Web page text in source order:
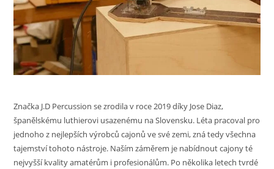
Značka J.D Percussion se zrodila v roce 2019 díky Jose Diaz,
španělskému luthierovi usazenému na Slovensku. Léta pracoval pro
jednoho z nejlepších výrobců cajonů ve své zemi, zná tedy všechna
tajemství tohoto nástroje. Naším záměrem je nabídnout cajony té
nejvyšší kvality amatérům i profesionálům. Po několika letech tvrdé